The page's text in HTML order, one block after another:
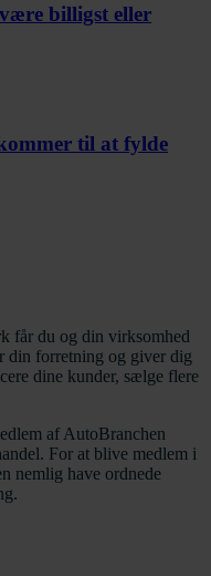
billigst eller
til at fylde
får du og din virksomhed
din forretning og giver dig
dine kunder, sælge flere
af AutoBranchen
For at blive medlem i
nemlig have ordnede